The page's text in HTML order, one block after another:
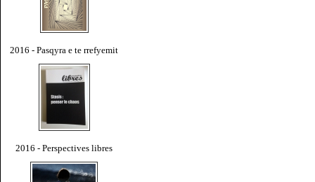
2016 - Pasqyra e te rrefyemit
2016 - Perspectives libres